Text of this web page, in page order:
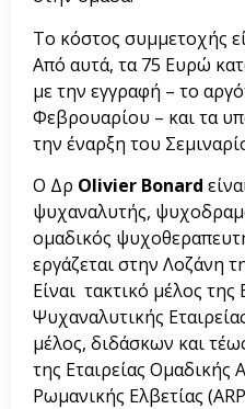
Το κόστος συμμετοχής
Από αυτά, τα 75 Ευρώ
με την εγγραφή – το
Φεβρουαρίου – και τα
την έναρξη του
Ο Δρ Olivier Bonard
ψυχαναλυτής,
ομαδικός
εργάζεται στην Λοζάνη
Είναι τακτικό μέλος της
Ψυχαναλυτικής
μέλος, διδάσκων και
της Εταιρείας Ομαδικής
Ρωμανικής Ελβετίας